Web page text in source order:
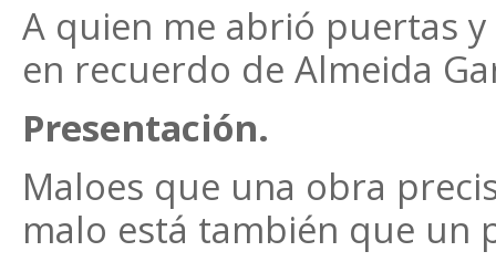
A quien me abrió puertas
en recuerdo de Almeida
Presentación.
Maloes que una obra
malo está también que un